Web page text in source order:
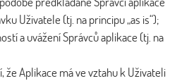
Uživatele (tj. na principu „as is“);
a uvážení Správců aplikace (tj. na
že Aplikace má ve vztahu k Uživateli